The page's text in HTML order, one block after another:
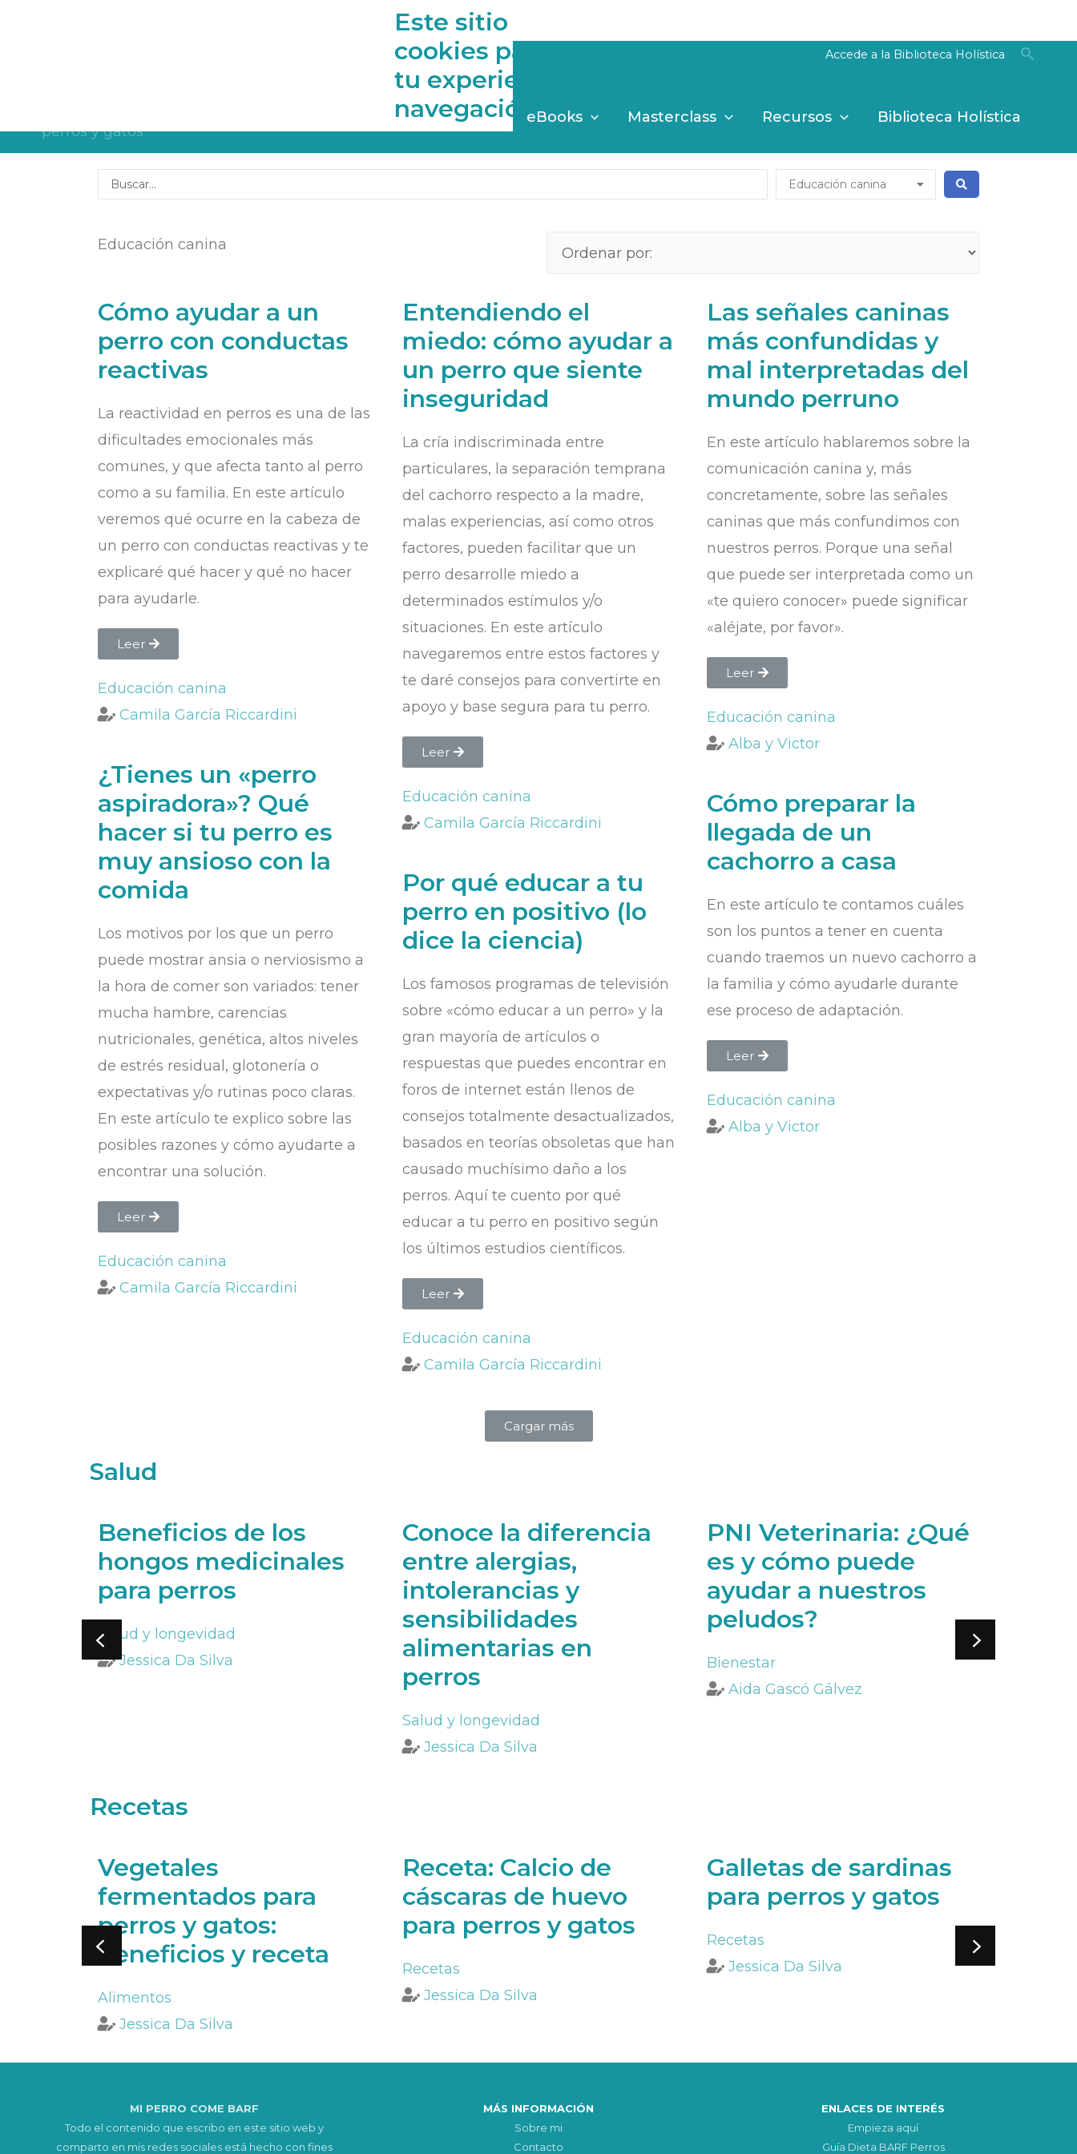
Accede a la Biblioteca Holística
Asesorías eBooks Masterclass Recursos Biblioteca Holística
Educación canina
Educación canina
Cómo ayudar a un
perro con conductas
reactivas
La reactividad en perros es una de las
dificultades emocionales más
comunes, y que afecta tanto al perro
como a su familia. En este artículo
veremos qué ocurre en la cabeza de
un perro con conductas reactivas y te
explicaré qué hacer y qué no hacer
para ayudarle.
Leer
Educación canina
Camila García Riccardini
Entendiendo el
miedo: cómo ayudar a
un perro que siente
inseguridad
La cría indiscriminada entre
particulares, la separación temprana
del cachorro respecto a la madre,
malas experiencias, así como otros
factores, pueden facilitar que un
perro desarrolle miedo a
determinados estímulos y/o
situaciones. En este artículo
navegaremos entre estos factores y
te daré consejos para convertirte en
apoyo y base segura para tu perro.
Leer
Educación canina
Camila García Riccardini
Las señales caninas
más confundidas y
mal interpretadas del
mundo perruno
En este artículo hablaremos sobre la
comunicación canina y, más
concretamente, sobre las señales
caninas que más confundimos con
nuestros perros. Porque una señal
que puede ser interpretada como un
«te quiero conocer» puede significar
«aléjate, por favor».
Leer
Educación canina
Alba y Victor
¿Tienes un «perro
aspiradora»? Qué
hacer si tu perro es
muy ansioso con la
comida
Los motivos por los que un perro
puede mostrar ansia o nerviosismo a
la hora de comer son variados: tener
mucha hambre, carencias
nutricionales, genética, altos niveles
de estrés residual, glotonería o
expectativas y/o rutinas poco claras.
En este artículo te explico sobre las
posibles razones y cómo ayudarte a
encontrar una solución.
Leer
Educación canina
Camila García Riccardini
Cómo preparar la
llegada de un
cachorro a casa
En este artículo te contamos cuáles
son los puntos a tener en cuenta
cuando traemos un nuevo cachorro a
la familia y cómo ayudarle durante
ese proceso de adaptación.
Leer
Educación canina
Alba y Victor
Por qué educar a tu
perro en positivo (lo
dice la ciencia)
Los famosos programas de televisión
sobre «cómo educar a un perro» y la
gran mayoría de artículos o
respuestas que puedes encontrar en
foros de internet están llenos de
consejos totalmente desactualizados,
basados en teorías obsoletas que han
causado muchísimo daño a los
perros. Aquí te cuento por qué
educar a tu perro en positivo según
los últimos estudios científicos.
Leer
Educación canina
Camila García Riccardini
Cargar más
Salud
Beneficios de los
hongos medicinales
para perros
Salud y longevidad
Jessica Da Silva
Conoce la diferencia
entre alergias,
intolerancias y
sensibilidades
alimentarias en
perros
Salud y longevidad
Jessica Da Silva
PNI Veterinaria: ¿Qué
es y cómo puede
ayudar a nuestros
peludos?
Bienestar
Aida Gascó Gálvez
Recetas
Vegetales
fermentados para
perros y gatos:
beneficios y receta
Alimentos
Jessica Da Silva
Receta: Calcio de
cáscaras de huevo
para perros y gatos
Recetas
Jessica Da Silva
Galletas de sardinas
para perros y gatos
Recetas
Jessica Da Silva
MI PERRO COME BARF
Todo el contenido que escribo en este sitio web y
comparto en mis redes sociales está hecho con fines
MÁS INFORMACIÓN
Sobre mi
Contacto
ENLACES DE INTERÉS
Empieza aquí
Guía Dieta BARF Perros
Este sitio web utiliza
cookies para mejorar
tu experiencia de
navegación